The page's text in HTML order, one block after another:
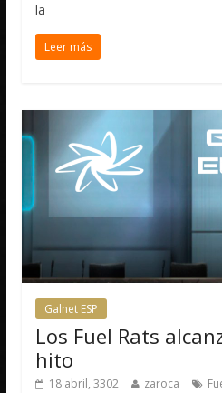
la
Leer más
Galnet ESP
Los Fuel Rats
hito
18 abril, 3302 zaroca